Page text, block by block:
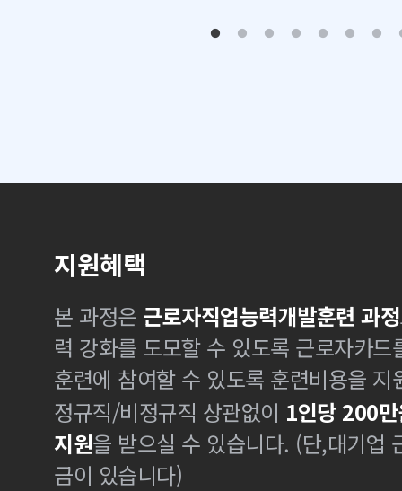
지원혜택
본 과정은 근로자직업능력개발훈련 과정
력 강화를 도모할 수 있도록 근로자카
훈련에 참여할 수 있도록 훈련비용을 지
정규직/비정규직 상관없이 1인당 200
지원을 받으실 수 있습니다. (단,대기업
금이 있습니다)